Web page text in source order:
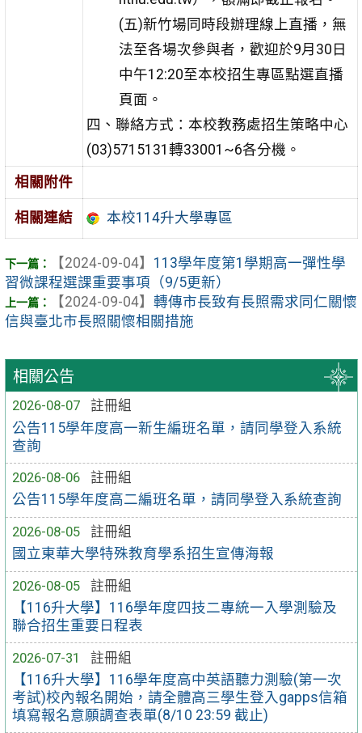
相關公告
2026-08-07
註冊組
公告115學年度高一新生編班名單，請同學登入系統
查詢
2026-08-06
註冊組
公告115學年度高二編班名單，請同學登入系統查詢
2026-08-05
註冊組
國立東華大學特殊教育學系招生宣傳海報
2026-08-05
註冊組
【116升大學】116學年度四技二專統一入學測驗及
聯合招生重要日程表
2026-07-31
註冊組
【116升大學】116學年度高中英語聽力測驗(第一次
考試)校內報名開始，請全體高三學生登入gapps信箱
填寫報名意願調查表單(8/10 23:59 截止)
(五)新竹場同時段辦理線上直播，無
法至各場次參與者，歡迎於9月30日
中午12:20至本校招生專區點選直播
頁面。
四、聯絡方式：本校教務處招生策略中心
(03)5715131轉33001~6各分機。
相關附件
相關連結 本校114升大學專區
【2024-09-04】 113學年度第1學期高一彈性學
習微課程選課重要事項（9/5更新）
【2024-09-04】 轉傳市長致有長照需求同仁關懷
信與臺北市長照關懷相關措施